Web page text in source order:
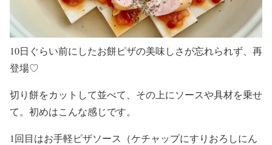
10日ぐらい前にしたお餅ピザの美味しさが忘れられず、再
登場♡
切り餅をカットして並べて、その上にソースや具材を乗せ
て。初めはこんな感じです。
1回目はお手軽ピザソース（ケチャップにすりおろしにん